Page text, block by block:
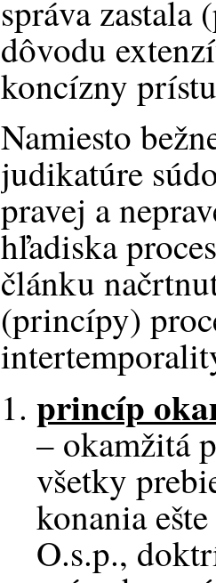
správa zastala
dôvodu
koncízny
Namiesto
judikatúre
pravej a
hľadiska
článku
(princípy)
princíp
– okamžitá
všetky
konania
O.s.p.,